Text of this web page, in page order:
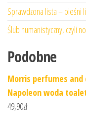
Sprawdzona lista – pieśni
Ślub humanistyczny, czyli
Podobne
Morris perfumes and
Napoleon woda
49,90zł